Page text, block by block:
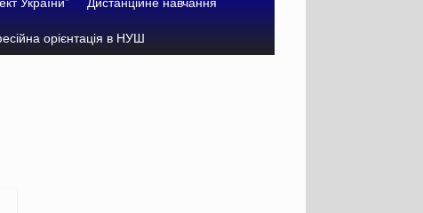
орієнтація в НУШ